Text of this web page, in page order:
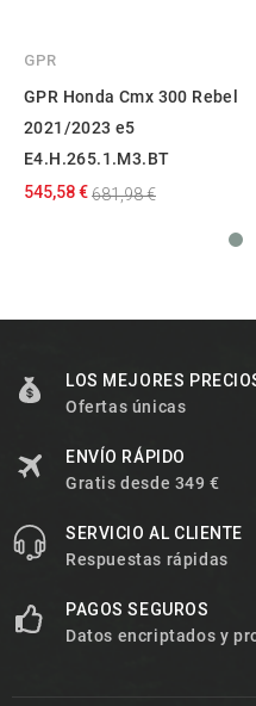
GPR
GPR Honda Cmx 300 Rebel
2021/2023 e5
E4.H.265.1.M3.BT
545,58 €681,98 €
LOS MEJORES
Ofertas únicas
ENVÍO RÁPIDO
Gratis desde 349 €
SERVICIO AL CLIENTE
Respuestas rápidas
PAGOS SEGUROS
Datos encriptados y